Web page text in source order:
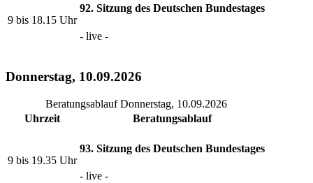
9 bis 18.15 Uhr
92. Sitzung des Deutschen Bundestages
- live -
Donnerstag, 10.09.2026
Beratungsablauf Donnerstag, 10.09.2026
Uhrzeit
Beratungsablauf
9 bis 19.35 Uhr
93. Sitzung des Deutschen Bundestages
- live -